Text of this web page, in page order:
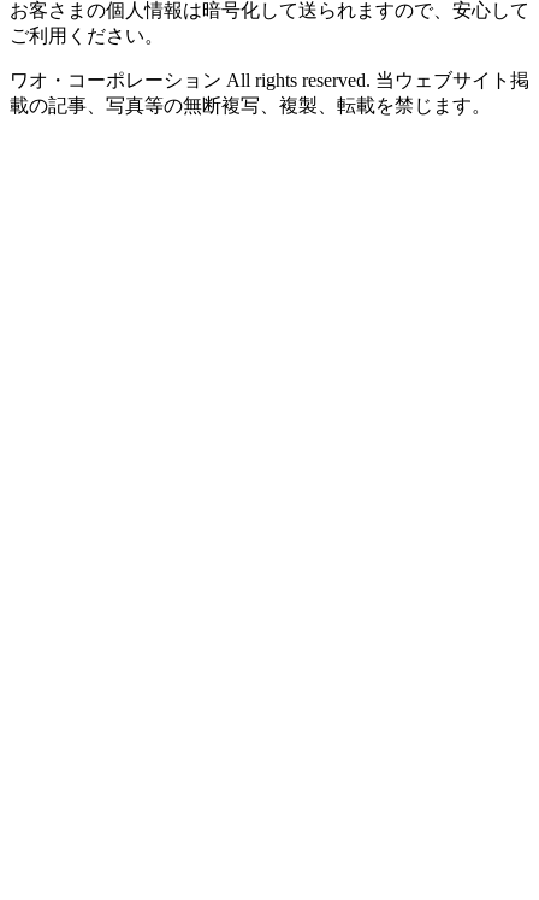
お客さまの個人情報は暗号化して送られますので、安心して
ご利用ください。
ワオ・コーポレーション All rights reserved. 当ウェブサイト掲
載の記事、写真等の無断複写、複製、転載を禁じます。